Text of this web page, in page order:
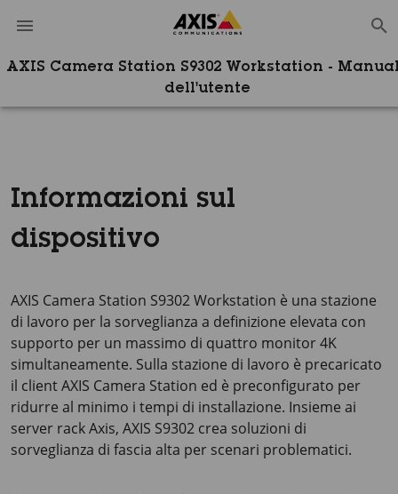
AXIS Camera Station S9302 Workstation -
dell'utente
Informazioni sul
dispositivo
AXIS Camera Station S9302 Workstation è una stazione
di lavoro per la sorveglianza a definizione elevata con
supporto per un massimo di quattro monitor 4K
simultaneamente. Sulla stazione di lavoro è precaricato
il client AXIS Camera Station ed è preconfigurato per
ridurre al minimo i tempi di installazione. Insieme ai
server rack Axis, AXIS S9302 crea soluzioni di
sorveglianza di fascia alta per scenari problematici.